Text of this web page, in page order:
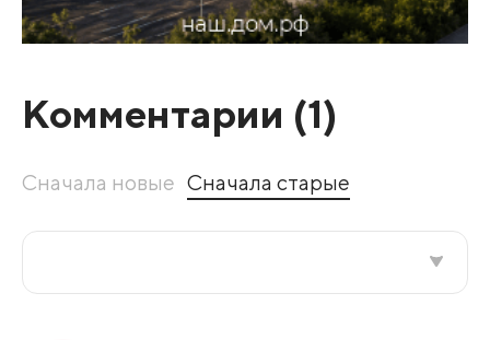
Комментарии (1)
Сначала новые Сначала старые